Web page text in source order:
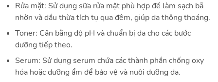
Rửa mặt: Sử dụng sữa rửa mặt phù hợp để làm sạch bã
nhờn và dầu thừa tích tụ qua đêm, giúp da thông thoáng.
Toner: Cân bằng độ pH và chuẩn bị da cho các bước
dưỡng tiếp theo.
Serum: Sử dụng serum chứa các thành phần chống oxy
hóa hoặc dưỡng ẩm để bảo vệ và nuôi dưỡng da.